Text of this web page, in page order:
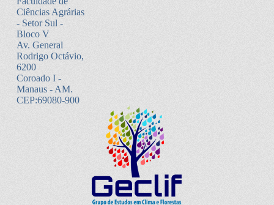
Ciências Agrárias
- Setor Sul -
Bloco V
Av. General
Rodrigo Octávio,
6200
Coroado I -
Manaus - AM.
CEP:69080-900